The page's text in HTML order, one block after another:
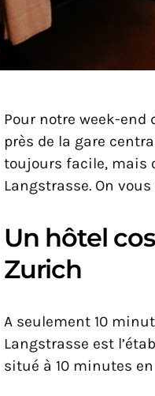
Pour notre week-
près de la gare
toujours facile, mais
Langstrasse. On
Un hôtel
Zurich
A seulement 10
Langstrasse est
situé à 10 minutes